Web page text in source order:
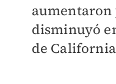
aumentaron
disminuyó
de